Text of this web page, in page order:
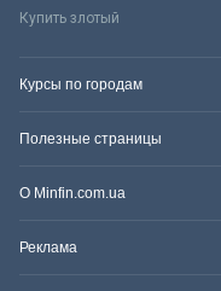
Купить злотый
Курсы по городам
Полезные страницы
О Minfin.com.ua
Реклама